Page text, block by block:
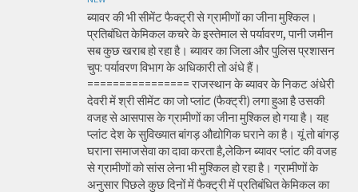
ब्यावर की भी सीमेंट फैक्ट्री से ग्रामीणों का जीना मुश्किल।
प्रतिबंधित केमिकल कचरे के इस्तेमाल से पर्यावरण, पानी जमीन
सब कुछ खराब हो रहा है। ब्यावर का जिला और पुलिस प्रशासन
चुप: पर्यावरण विभाग के अधिकारी तो अंधे हैं।
================ राजस्थान के ब्यावर के निकट अंधेरी
देवरी में श्री सीमेंट का जो प्लांट (फैक्ट्री) लगा हुआ है उसकी
वजह से आसपास के ग्रामीणों का जीना मुश्किल हो गया है। यह
प्लांट देश के सुविख्यात बांगड़ औद्योगिक घराने का है। यूं तो बांगड़
घराना समाजसेवा का दावा करता है,लेकिन ब्यावर प्लांट की वजह
से ग्रामीणों को सांस लेना भी मुश्किल हो रहा है। ग्रामीणों के
अनुसार पिछले कुछ दिनों में फैक्ट्री में प्रतिबंधित केमिकल का